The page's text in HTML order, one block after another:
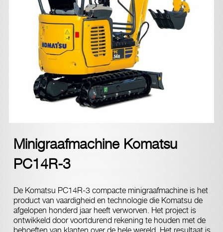
Minigraafmachine Komatsu
PC14R-3
De Komatsu PC14R-3 compacte minigraafmachine is het
product van vaardigheid en technologie die Komatsu de
afgelopen honderd jaar heeft verworven. Het project is
ontwikkeld door voortdurend rekening te houden met de